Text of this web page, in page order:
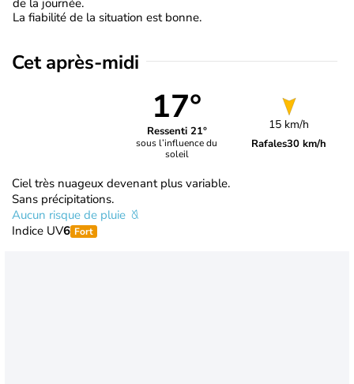
La fiabilité de la situation est bonne.
Cet après-midi
17°
Ressenti 21°
sous l’influence du
soleil
15 km/h
Rafales30 km/h
Ciel très nuageux devenant plus variable.
Sans précipitations.
Aucun risque de pluie
Indice UV6 Fort